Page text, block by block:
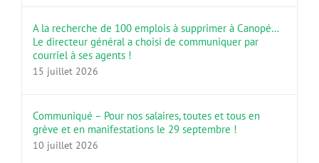
A la recherche de 100 emplois à supprimer à Canopé…
Le directeur général a choisi de communiquer par
courriel à ses agents !
15 juillet 2026
Communiqué – Pour nos salaires, toutes et tous en
grève et en manifestations le 29 septembre !
10 juillet 2026